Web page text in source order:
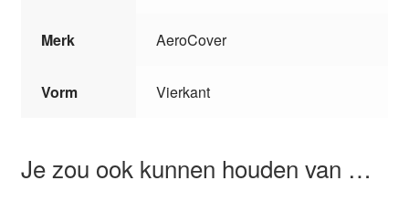
Merk AeroCover
Vorm Vierkant
Je zou ook kunnen houden van …